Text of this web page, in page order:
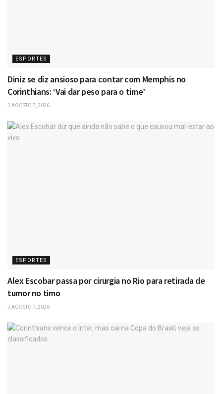
ESPORTES
Diniz se diz ansioso para contar com Memphis no
Corinthians: ‘Vai dar peso para o time’
AGOSTO 7, 2026
ESPORTES
Alex Escobar passa por cirurgia no Rio para retirada de
tumor no timo
AGOSTO 7, 2026